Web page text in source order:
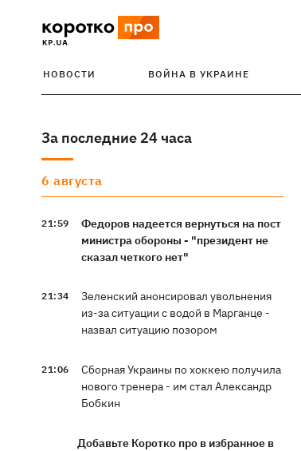
НОВОСТИ ВОЙНА В УКРАИНЕ
За последние 24 часа
6 августа
21:59
Федоров надеется вернуться на пост
министра обороны - "президент не
сказал четкого нет"
21:34
Зеленский анонсировал увольнения
из-за ситуации с водой в Марганце -
назвал ситуацию позором
21:06
Сборная Украины по хоккею получила
нового тренера - им стал Александр
Бобкин
Добавьте Коротко про в избранное в